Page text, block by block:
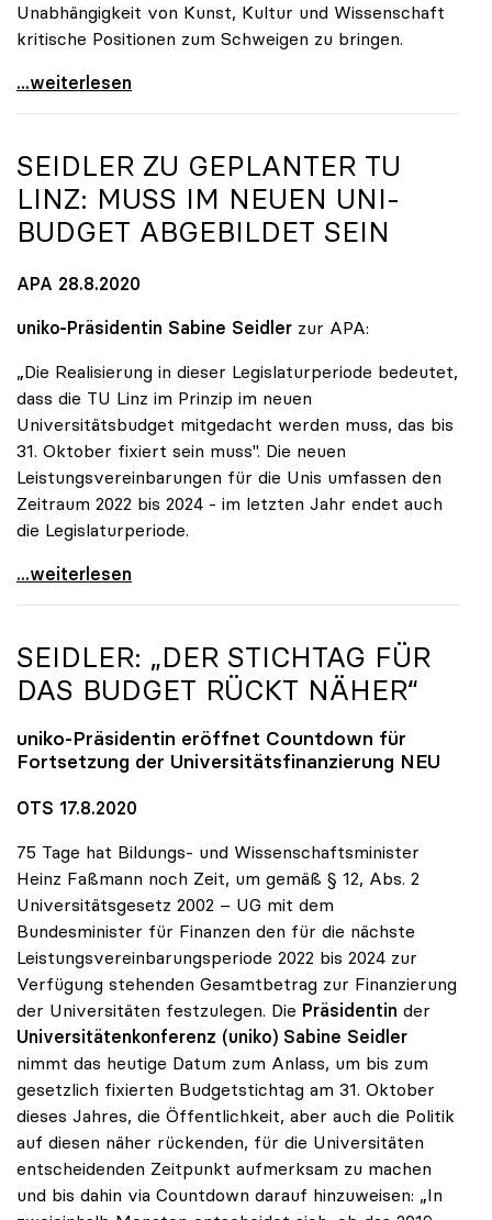
Unabhängigkeit von Kunst, Kultur und Wissenschaft
kritische Positionen zum Schweigen zu bringen.
Dringender Appell von sechs europäischen
...weiterlesen
SEIDLER ZU GEPLANTER TU
LINZ: MUSS IM NEUEN UNI-
BUDGET ABGEBILDET SEIN
APA 28.8.2020
uniko-Präsidentin Sabine Seidler zur APA:
„Die Realisierung in dieser Legislaturperiode bedeutet,
dass die TU Linz im Prinzip im neuen
Universitätsbudget mitgedacht werden muss, das bis
31. Oktober fixiert sein muss". Die neuen
Leistungsvereinbarungen für die Unis umfassen den
Zeitraum 2022 bis 2024 - im letzten Jahr endet auch
die Legislaturperiode.
Seidler zu geplanter TU Linz: Muss im neuen
...weiterlesen
SEIDLER: „DER STICHTAG FÜR
DAS BUDGET RÜCKT NÄHER“
uniko-Präsidentin eröffnet Countdown für
Fortsetzung der Universitätsfinanzierung NEU
OTS 17.8.2020
75 Tage hat Bildungs- und Wissenschaftsminister
Heinz Faßmann noch Zeit, um gemäß § 12, Abs. 2
Universitätsgesetz 2002 – UG mit dem
Bundesminister für Finanzen den für die nächste
Leistungsvereinbarungsperiode 2022 bis 2024 zur
Verfügung stehenden Gesamtbetrag zur Finanzierung
der Universitäten festzulegen. Die Präsidentin der
Universitätenkonferenz (uniko) Sabine Seidler
nimmt das heutige Datum zum Anlass, um bis zum
gesetzlich fixierten Budgetstichtag am 31. Oktober
dieses Jahres, die Öffentlichkeit, aber auch die Politik
auf diesen näher rückenden, für die Universitäten
entscheidenden Zeitpunkt aufmerksam zu machen
und bis dahin via Countdown darauf hinzuweisen: „In